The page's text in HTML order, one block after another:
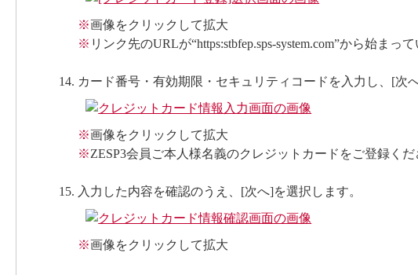
※画像をクリックして拡大
※ リンク先のURLが“https:stbfep.sps-system.com”から始まっ
カード番号・有効期限・セキュリティコードを入力し、[次
※画像をクリックして拡大
※ZESP3会員ご本人様名義のクレジットカードをご登録くだ
入力した内容を確認のうえ、[次へ]を選択します。
※画像をクリックして拡大